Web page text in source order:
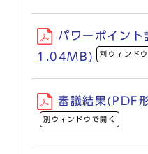
パワーポイント
1.04MB)
別ウィンド
審議結果(PDF
別ウィンドウで開く